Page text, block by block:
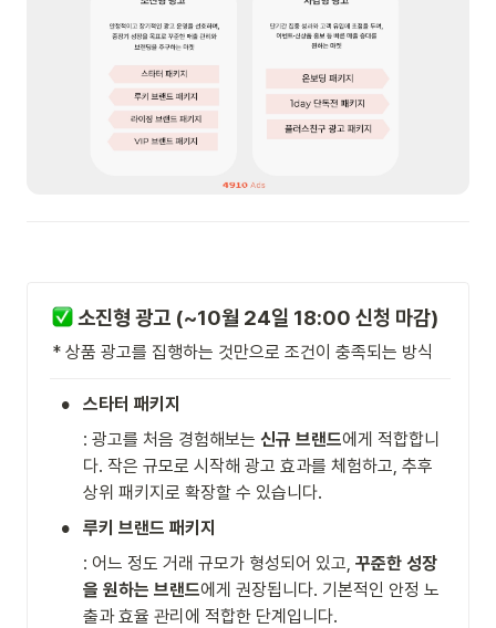
소진형 광고 (~10월 24일 18:00 신청 마감)
* 상품 광고를 집행하는 것만으로 조건이 충족되는 방식
•
스타터 패키지
: 광고를 처음 경험해보는 신규 브랜드에게 적합합니
다. 작은 규모로 시작해 광고 효과를 체험하고, 추후
상위 패키지로 확장할 수 있습니다.
•
루키 브랜드 패키지
: 어느 정도 거래 규모가 형성되어 있고, 꾸준한 성장
을 원하는 브랜드에게 권장됩니다. 기본적인 안정 노
출과 효율 관리에 적합한 단계입니다.